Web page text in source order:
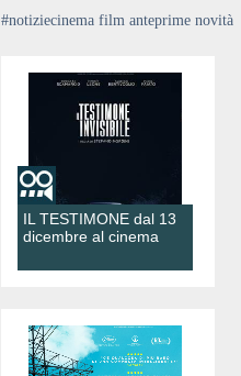
#notiziecinema film anteprime novità
IL TESTIMONE dal 13
dicembre al cinema